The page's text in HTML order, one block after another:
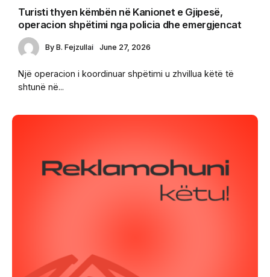
Turisti thyen këmbën në Kanionet e Gjipesë,
operacion shpëtimi nga policia dhe emergjencat
By B. Fejzullai June 27, 2026
Një operacion i koordinuar shpëtimi u zhvillua këtë të
shtunë në...